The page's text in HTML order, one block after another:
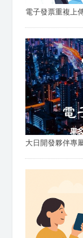
電子發票重複上
大日開發夥伴專